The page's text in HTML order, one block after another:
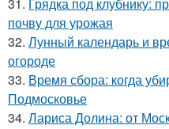
почву для урожая
32. Лунный календарь и
огороде
33. Время сбора: когда
Подмосковье
34. Лариса Долина: от